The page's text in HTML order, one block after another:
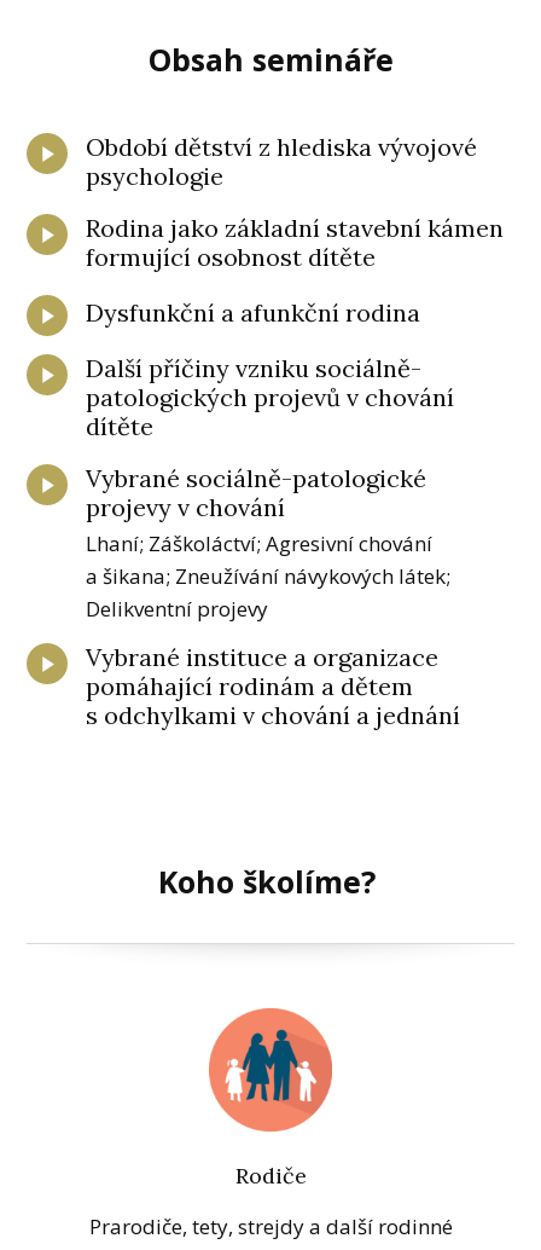
Obsah semináře
Období dětství z hlediska vývojové
psychologie
Rodina jako základní stavební kámen
formující osobnost dítěte
Dysfunkční a afunkční rodina
Další příčiny vzniku sociálně-
patologických projevů v chování
dítěte
Vybrané sociálně-patologické
projevy v chování
Lhaní; Záškoláctví; Agresivní chování
a šikana; Zneužívání návykových látek;
Delikventní projevy
Vybrané instituce a organizace
pomáhající rodinám a dětem
s odchylkami v chování a jednání
Koho školíme?
Rodiče
Prarodiče, tety, strejdy a další rodinné